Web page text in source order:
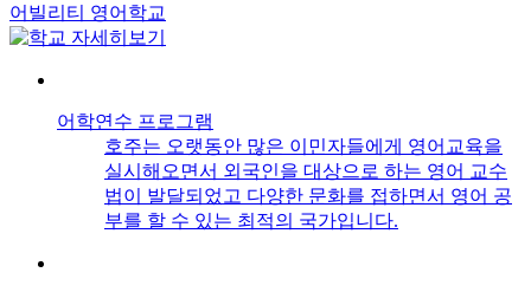
어빌리티 영어학교
어학연수 프로그램
호주는 오랫동안 많은 이민자들에게 영어교육을
실시해오면서 외국인을 대상으로 하는 영어 교수
법이 발달되었고 다양한 문화를 접하면서 영어 공
부를 할 수 있는 최적의 국가입니다.